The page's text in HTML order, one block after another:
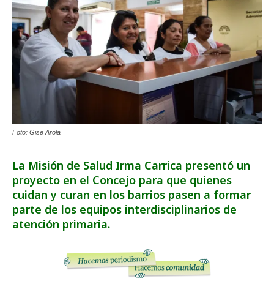
Foto: Gise Arola
La Misión de Salud Irma Carrica presentó un
proyecto en el Concejo para que quienes
cuidan y curan en los barrios pasen a formar
parte de los equipos interdisciplinarios de
atención primaria.